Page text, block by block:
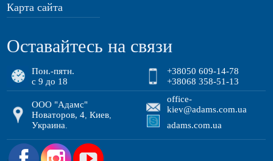
Карта сайта
Оставайтесь на связи
Пон.-пятн.
с 9 до 18
+38050 609-14-78
+38068 358-51-13
ООО "Адамс"
Новаторов, 4 ,Киев
Украина
office-
kiev@adams.com.ua
adams.com.ua
.